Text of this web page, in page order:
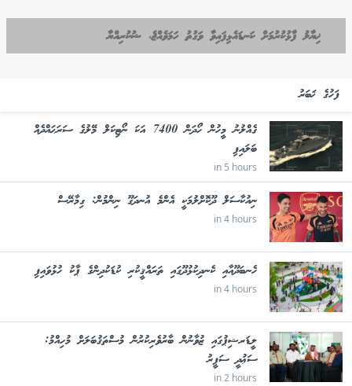
ޚިޔާލު ފާޅުކުރުމަށް ކަނޑައެޅިފައިވާ ވަގުތު ހަމަވެއްޖެ، ޝުކުރިއްޔާ
ފަހުގެ ޚަބަރު
ގެއްލުނު މީހުން ހޯދަން 7400 އަކަ ނޯޓިކަލް މޭލުގެ ސަރަޙައްދެއް
ބަލައިފި
in 5 hours
ނިއުކާސަލް ދޫކޮށްލުމަކީ އެންމެ އުނދަގޫ ނިންމުން: ގިމާރޭސް
in 4 hours
ހެނބަދޫއާއި ކެނދިކުޅުދޫގައި ތަރައްޤީކުރި ކުޑަކުދިންގެ ޕާކު ހުޅުވައިފި
in 4 hours
ލީޑަރޝިޕުގައި ޒުވާނުން ބާރުވެރިކުރުން މުސްތަޤުބަލަށް މުހިއްމު:
ސަޢުދީ ސަފީރު
in 2 hours